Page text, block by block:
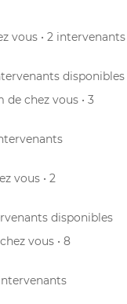
vous • 2 intervenants
disponibles
de chez vous • 3
vous • 2
disponibles
vous • 8